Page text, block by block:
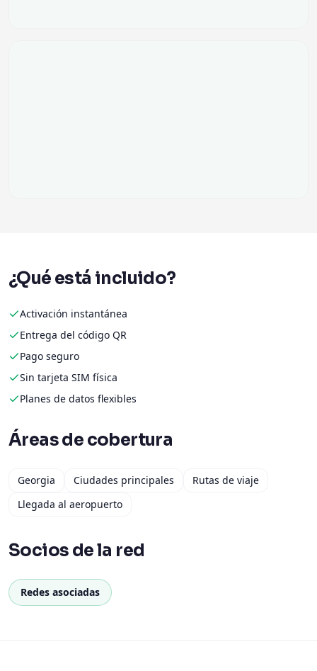
¿Qué está incluido?
Activación instantánea
Entrega del código QR
Pago seguro
Sin tarjeta SIM física
Planes de datos flexibles
Áreas de cobertura
Georgia Ciudades principales
Rutas de viaje
Llegada al aeropuerto
Socios de la red
Redes asociadas